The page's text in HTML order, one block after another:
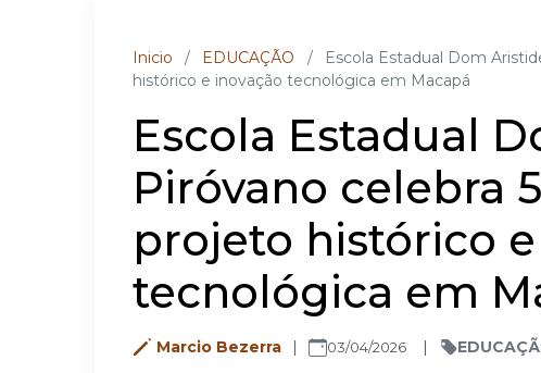
Inicio / EDUCAÇÃO /
Escola Estadual Dom
histórico e inovação tecnológica em Macapá
Escola Estadual
Piróvano celebra
projeto histórico
tecnológica em
Marcio Bezerra 03/04/2026